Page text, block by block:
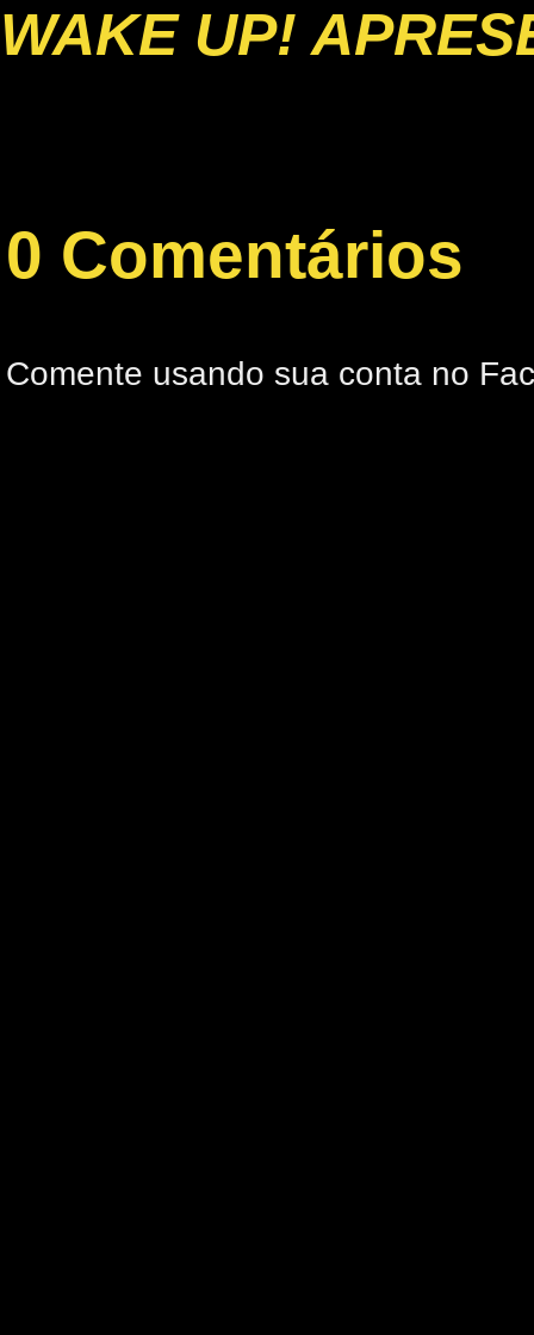
WAKE UP!
0 Comentários
Comente usando sua conta no